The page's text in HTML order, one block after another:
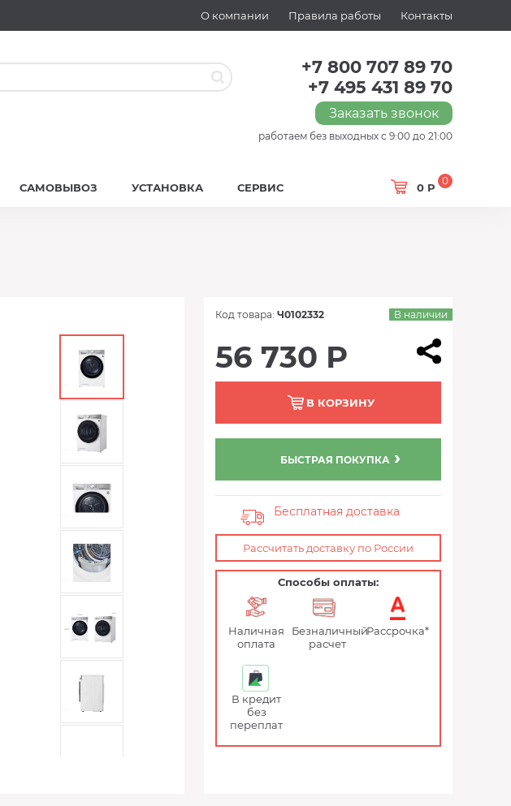
О компании Правила работы Контакты
+7 800 707 89 70
+7 495 431 89 70
Заказать звонок
работаем без выходных с 9:00 до 21:00
0 Р
0
САМОВЫВОЗ УСТАНОВКА СЕРВИС
Код товара: Ч0102332 В наличии
56 730 Р
В КОРЗИНУ
БЫСТРАЯ ПОКУПКА
Бесплатная доставка
Рассчитать доставку по России
Способы оплаты:
Наличная
оплата
Безналичный
расчет
Рассрочка*
В кредит
без
переплат